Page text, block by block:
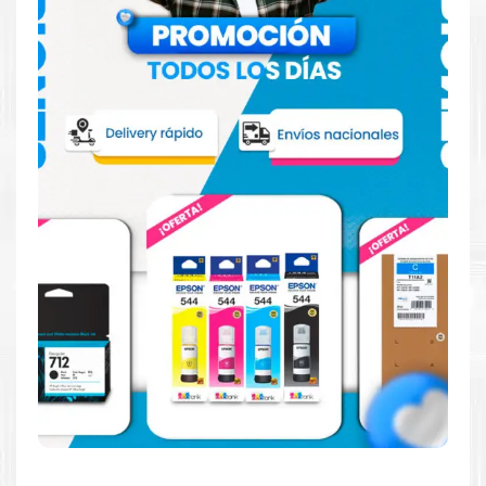
Hecho para ser fácil de usar
Simple y fácil de usar. Nuestros cartuchos e impresoras
están hechos para facilitar la carga, la impresión y los
resultados.